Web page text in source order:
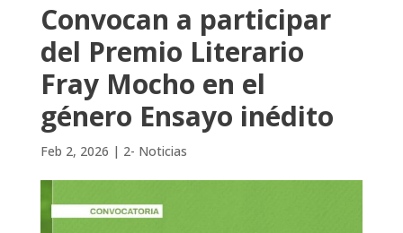
Convocan a participar
del Premio Literario
Fray Mocho en el
género Ensayo inédito
Feb 2, 2026 | 2- Noticias